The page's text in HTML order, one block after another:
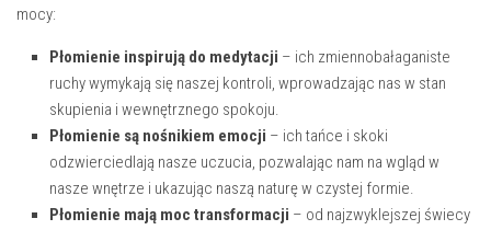
⁤mocy:
Płomienie inspirują do ‍medytacji – ⁢ich zmiennobałaganiste
ruchy wymykają się naszej kontroli, wprowadzając ​nas w stan
skupienia i wewnętrznego spokoju.
Płomienie ‍są⁢ nośnikiem⁣ emocji – ich tańce i skoki
odzwierciedlają ⁤nasze uczucia, pozwalając nam na wgląd w
nasze wnętrze i ukazując naszą naturę w czystej formie.
Płomienie mają moc transformacji – od najzwyklejszej świecy